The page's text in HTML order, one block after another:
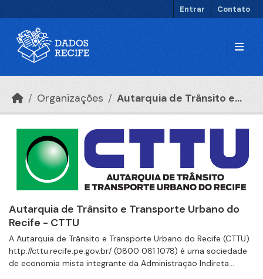
Entrar Contato
Organizações Autarquia de Trânsito e...
Autarquia de Trânsito e Transporte Urbano do
Recife - CTTU
A Autarquia de Trânsito e Transporte Urbano do Recife (CTTU)
http://cttu.recife.pe.gov.br/ (0800 081 1078) é uma sociedade
de economia mista integrante da Administração Indireta...